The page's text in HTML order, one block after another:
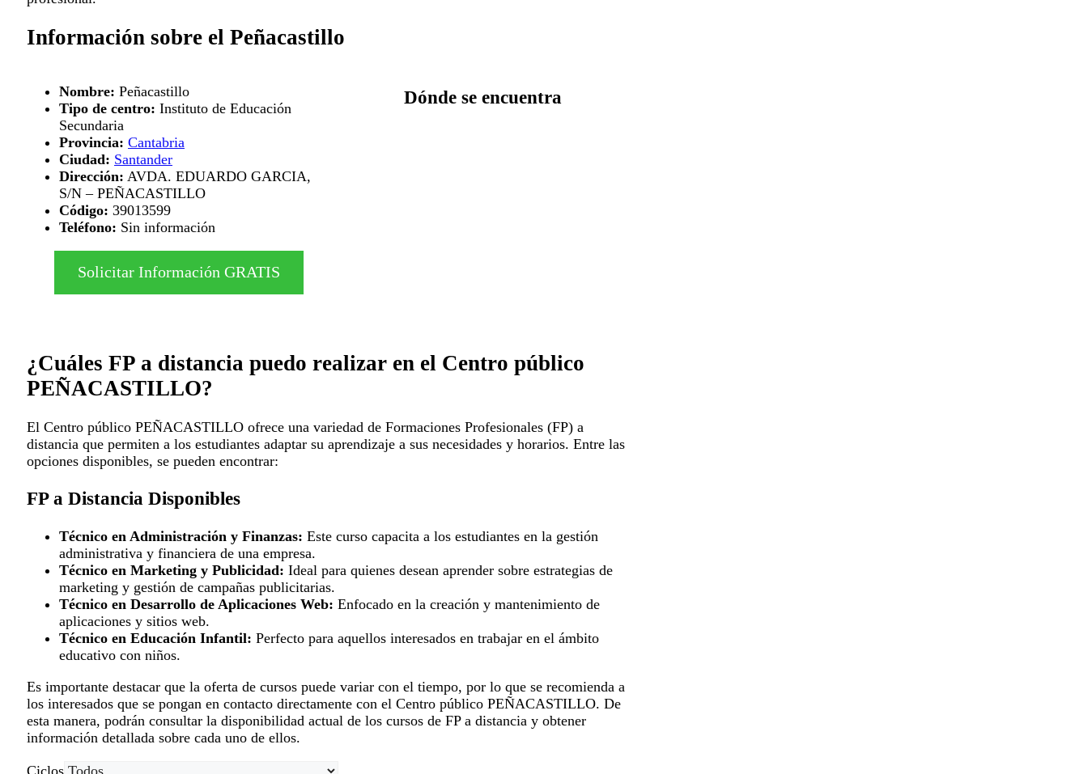
Información sobre el Peñacastillo
Nombre: Peñacastillo
Tipo de centro: Instituto de Educación
Secundaria
Provincia: Cantabria
Ciudad: Santander
Dirección: AVDA. EDUARDO GARCIA,
S/N – PEÑACASTILLO
Código: 39013599
Teléfono: Sin información
Solicitar Información GRATIS
Dónde se encuentra
¿Cuáles FP a distancia puedo realizar en el Centro público
PEÑACASTILLO?
El Centro público PEÑACASTILLO ofrece una variedad de Formaciones Profesionales (FP) a
distancia que permiten a los estudiantes adaptar su aprendizaje a sus necesidades y horarios. Entre las
opciones disponibles, se pueden encontrar:
FP a Distancia Disponibles
Técnico en Administración y Finanzas: Este curso capacita a los estudiantes en la gestión
administrativa y financiera de una empresa.
Técnico en Marketing y Publicidad: Ideal para quienes desean aprender sobre estrategias de
marketing y gestión de campañas publicitarias.
Técnico en Desarrollo de Aplicaciones Web: Enfocado en la creación y mantenimiento de
aplicaciones y sitios web.
Técnico en Educación Infantil: Perfecto para aquellos interesados en trabajar en el ámbito
educativo con niños.
Es importante destacar que la oferta de cursos puede variar con el tiempo, por lo que se recomienda a
los interesados que se pongan en contacto directamente con el Centro público PEÑACASTILLO. De
esta manera, podrán consultar la disponibilidad actual de los cursos de FP a distancia y obtener
información detallada sobre cada uno de ellos.